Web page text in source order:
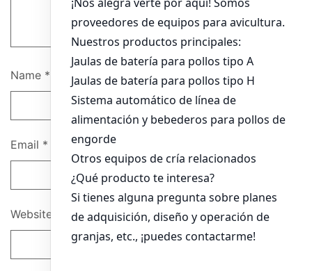
Name *
Email *
Website